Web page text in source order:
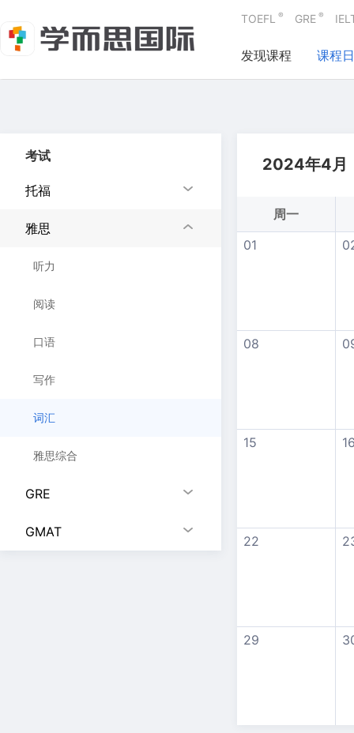
TOEFL ® GRE ®
发现课程 课程
考试
托福
雅思
听力
阅读
口语
写作
词汇
雅思综合
GRE
GMAT
2024年4月
周一
01
08
15
22
29